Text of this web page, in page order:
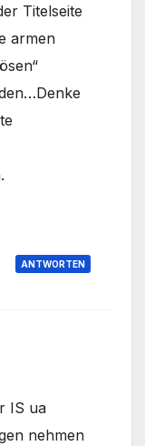
Titelseite
armen
ANTWORTEN
IS ua
nehmen